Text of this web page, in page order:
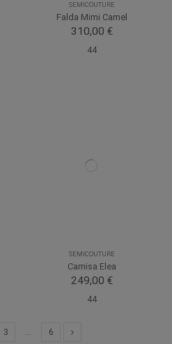
SEMICOUTURE
Falda Mimi Camel
310,00 €
44
SEMICOUTURE
Camisa Elea
249,00 €
44
3 … 6